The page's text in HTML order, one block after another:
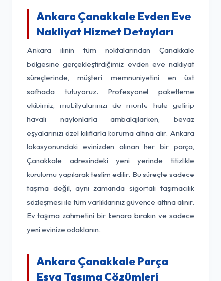
Ankara Çanakkale Evden Eve
Nakliyat Hizmet Detayları
Ankara ilinin tüm noktalarından Çanakkale
bölgesine gerçekleştirdiğimiz evden eve nakliyat
süreçlerinde, müşteri memnuniyetini en üst
safhada tutuyoruz. Profesyonel paketleme
ekibimiz, mobilyalarınızı de monte hale getirip
havalı naylonlarla ambalajlarken, beyaz
eşyalarınızı özel kılıflarla koruma altına alır. Ankara
lokasyonundaki evinizden alınan her bir parça,
Çanakkale adresindeki yeni yerinde titizlikle
kurulumu yapılarak teslim edilir. Bu süreçte sadece
taşıma değil, aynı zamanda sigortalı taşımacılık
sözleşmesi ile tüm varlıklarınız güvence altına alınır.
Ev taşıma zahmetini bir kenara bırakın ve sadece
yeni evinize odaklanın.
Ankara Çanakkale Parça
Eşya Taşıma Çözümleri